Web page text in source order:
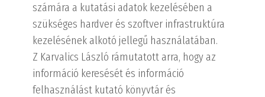
számára a kutatási adatok kezelésében a
szükséges hardver és szoftver infrastruktúra
kezelésének alkotó jellegű használatában.
Z Karvalics László rámutatott arra, hogy az
információ keresését és információ
felhasználást kutató könyvtár és